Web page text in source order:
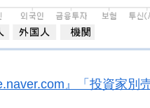
ンズ」とは？
すぎるモチーフとは？
』「投資家別